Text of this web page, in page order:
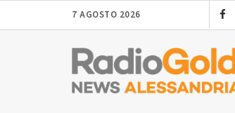
7 AGOSTO 2026